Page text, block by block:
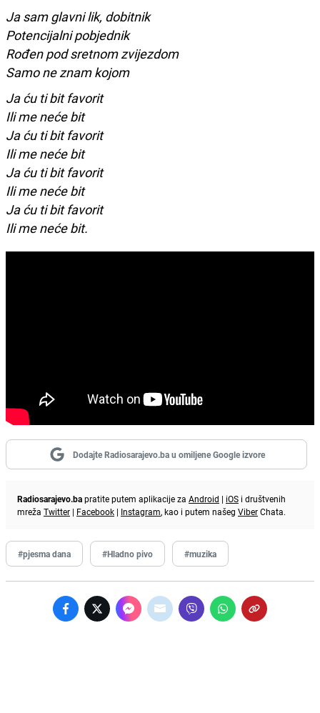
Ja sam glavni lik, dobitnik
Potencijalni pobjednik
Rođen pod sretnom zvijezdom
Samo ne znam kojom
Ja ću ti bit favorit
Ili me neće bit
Ja ću ti bit favorit
Ili me neće bit
Ja ću ti bit favorit
Ili me neće bit
Ja ću ti bit favorit
Ili me neće bit.
Dodajte Radiosarajevo.ba u omiljene Google izvore
Radiosarajevo.bapratite putem aplikacije za Android | iOS i društvenih
mreža Twitter | Facebook | Instagram, kao i putem našeg ViberChata.
#pjesma dana #Hladno pivo #muzika